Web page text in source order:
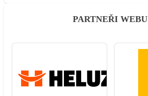
PARTNEŘI WEBU